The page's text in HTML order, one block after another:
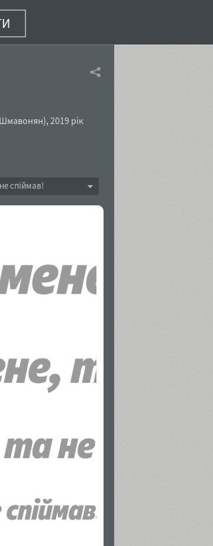
), 2019 рік
спіймав!